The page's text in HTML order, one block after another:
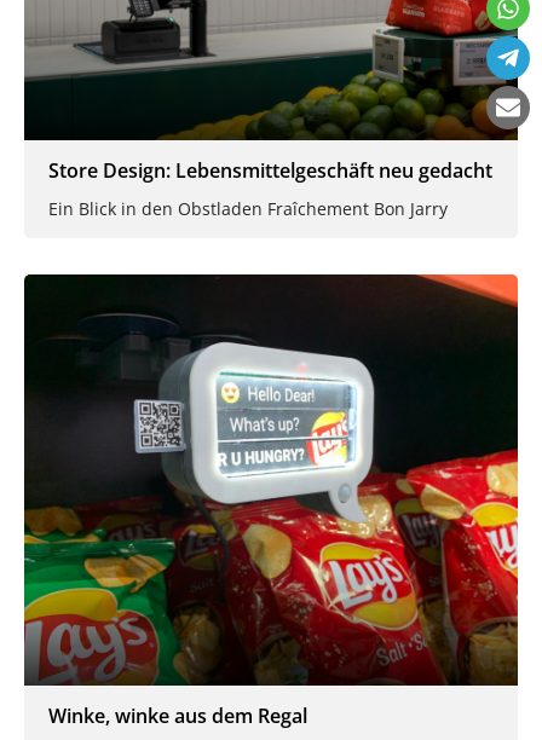
Store Design: Lebensmittelgeschäft neu gedacht
Ein Blick in den Obstladen Fraîchement Bon Jarry
Winke, winke aus dem Regal